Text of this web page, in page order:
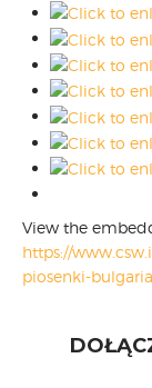
View the
https://
piosenki-